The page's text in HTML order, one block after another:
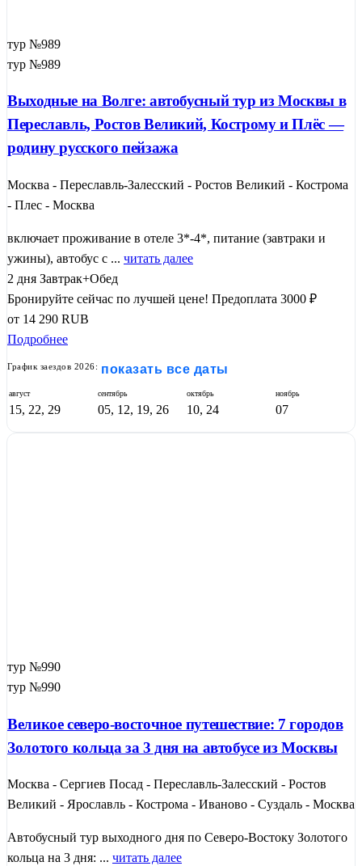
тур №989
тур №989
Выходные на Волге: автобусный тур из Москвы в
Переславль, Ростов Великий, Кострому и Плёс —
родину русского пейзажа
Москва - Переславль-Залесский - Ростов Великий - Кострома
- Плес - Москва
включает проживание в отеле 3*-4*, питание (завтраки и
ужины), автобус с ... читать далее
2 дня Завтрак+Обед
Бронируйте сейчас по лучшей цене! Предоплата 3000 ₽
от 14 290 RUB
Подробнее
График заездов 2026: показать все даты
август
15, 22, 29
сентябрь
05, 12, 19, 26
октябрь
10, 24
ноябрь
07
тур №990
тур №990
Великое северо-восточное путешествие: 7 городов
Золотого кольца за 3 дня на автобусе из Москвы
Москва - Сергиев Посад - Переславль-Залесский - Ростов
Великий - Ярославль - Кострома - Иваново - Суздаль - Москва
Автобусный тур выходного дня по Северо-Востоку Золотого
кольца на 3 дня: ... читать далее